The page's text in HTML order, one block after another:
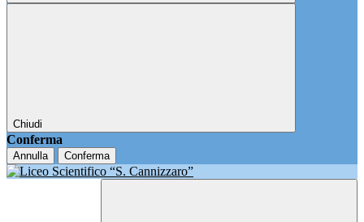
Chiudi
Conferma
Annulla Conferma